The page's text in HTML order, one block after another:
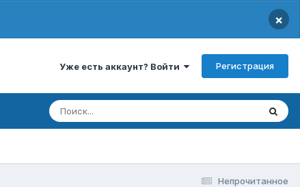
×
Уже есть аккаунт? Войти Регистрация
Непрочитанное